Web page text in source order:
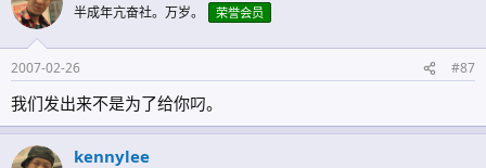
半成年亢奋社。万岁。 荣誉会员
2007-02-26 #87
我们发出来不是为了给你叼。
kennylee